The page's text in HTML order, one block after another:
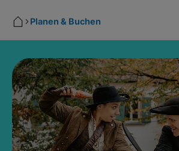
Planen & Buchen